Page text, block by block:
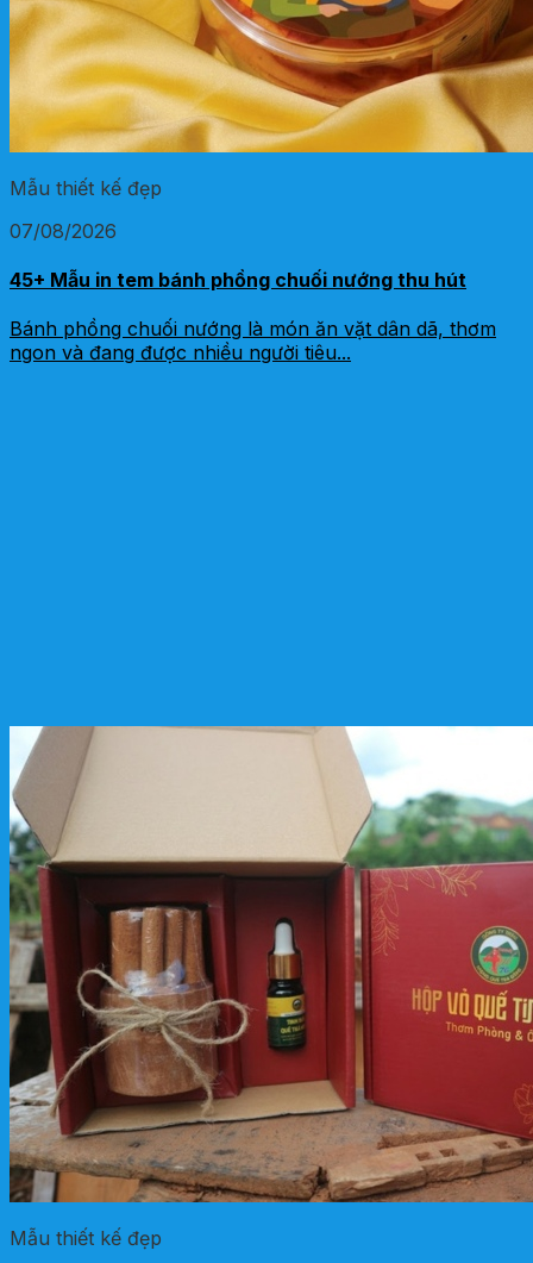
Mẫu thiết kế đẹp
07/08/2026
45+ Mẫu in tem bánh phồng chuối nướng thu hút
Bánh phồng chuối nướng là món ăn vặt dân dã, thơm
ngon và đang được nhiều người tiêu...
Mẫu thiết kế đẹp